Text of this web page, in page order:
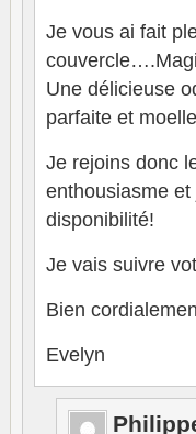
Je vous ai fait
Une délicieuse
parfaite et
Je rejoins donc
enthousiasme
disponibilité!
Je vais suivre
Bien
Evelyn